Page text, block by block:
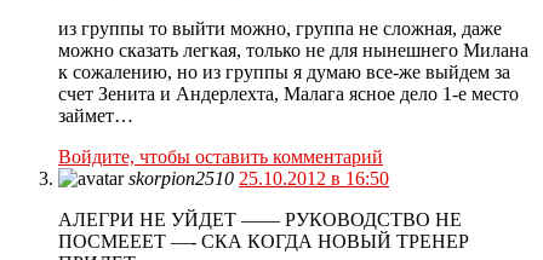
из группы то выйти можно, группа не сложная, даже
можно сказать легкая, только не для нынешнего Милана
к сожалению, но из группы я думаю все-же выйдем за
счет Зенита и Андерлехта, Малага ясное дело 1-е место
займет…
Войдите, чтобы оставить комментарий
skorpion2510 25.10.2012 в 16:50
АЛЕГРИ НЕ УЙДЕТ —— РУКОВОДСТВО НЕ
ПОСМЕЕЕТ —- СКА КОГДА НОВЫЙ ТРЕНЕР